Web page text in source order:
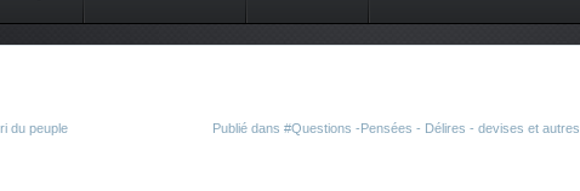
du peuple Publié dans #Questions -Pensées - Délires - devises et autres